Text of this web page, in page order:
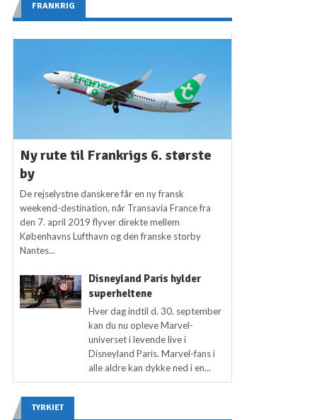
FRANKRIG
Ny rute til Frankrigs 6. største
by
De rejselystne danskere får en ny fransk
weekend-destination, når Transavia France fra
den 7. april 2019 flyver direkte mellem
Københavns Lufthavn og den franske storby
Nantes...
Disneyland Paris hylder
superheltene
Hver dag indtil d. 30. september
kan du nu opleve Marvel-
universet i levende live i
Disneyland Paris. Marvel-fans i
alle aldre kan dykke ned i en...
TYRKIET